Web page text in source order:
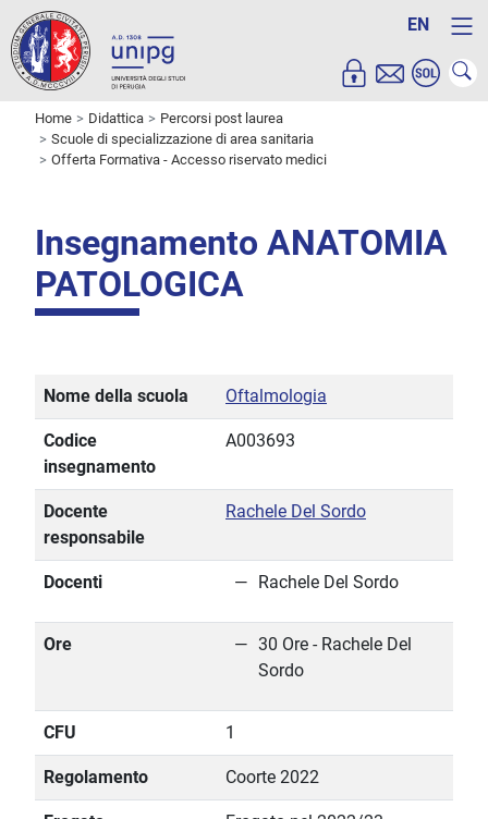
EN
Home Didattica
Percorsi post laurea
Scuole di specializzazione di area sanitaria
Offerta Formativa - Accesso riservato medici
Insegnamento ANATOMIA
PATOLOGICA
Nome della scuola Oftalmologia
Codice
insegnamento
A003693
Docente
responsabile
Rachele Del Sordo
Docenti Rachele Del Sordo
Ore
30 Ore - Rachele Del
Sordo
CFU 1
Regolamento Coorte 2022